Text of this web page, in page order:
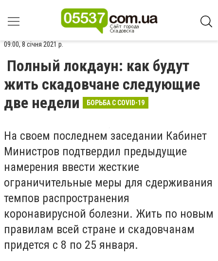
09:00, 8 січня 2021 р.
Полный локдаун: как будут
жить скадовчане следующие
две недели
БОРЬБА С COVID-19
На своем последнем заседании Кабинет
Министров подтвердил предыдущие
намерения ввести жесткие
ограничительные меры для сдерживания
темпов распространения
коронавирусной болезни. Жить по новым
правилам всей стране и скадовчанам
придется с 8 по 25 января.